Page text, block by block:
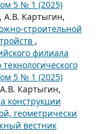
5 № 1 (2025)
Картыгин,
строительной
,
филиала
технологического
5 № 1 (2025)
Картыгин,
конструкции
геометрически
вестник